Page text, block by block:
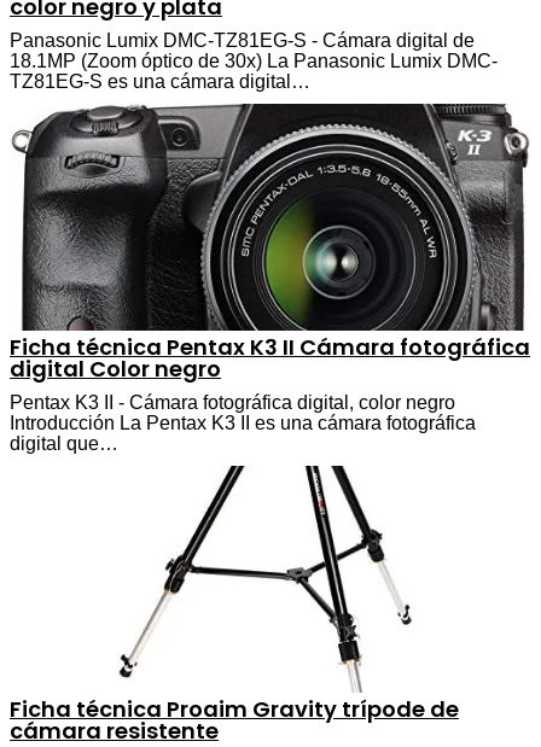
color negro y plata
Panasonic Lumix DMC-TZ81EG-S - Cámara digital de
18.1MP (Zoom óptico de 30x) La Panasonic Lumix DMC-
TZ81EG-S es una cámara digital…
Ficha técnica Pentax K3 II Cámara fotográfica
digital Color negro
Pentax K3 II - Cámara fotográfica digital, color negro
Introducción La Pentax K3 II es una cámara fotográfica
digital que…
Ficha técnica Proaim Gravity trípode de
cámara resistente